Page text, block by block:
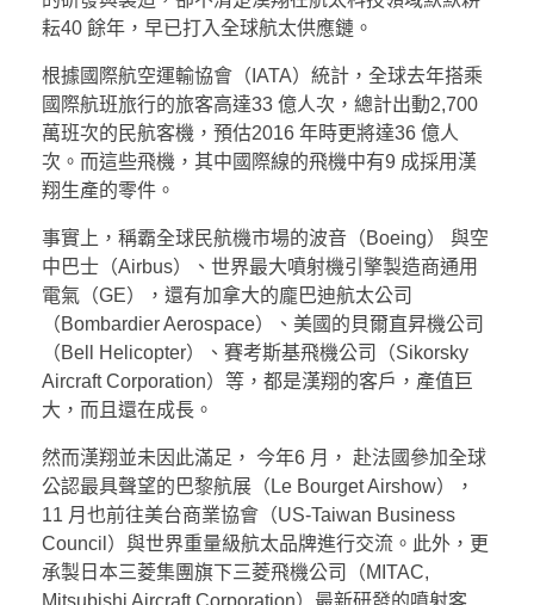
耘40 餘年，早已打入全球航太供應鏈。
根據國際航空運輸協會（IATA）統計，全球去年搭乘
國際航班旅行的旅客高達33 億人次，總計出動2,700
萬班次的民航客機，預估2016 年時更將達36 億人
次。而這些飛機，其中國際線的飛機中有9 成採用漢
翔生產的零件。
事實上，稱霸全球民航機市場的波音（Boeing） 與空
中巴士（Airbus）、世界最大噴射機引擎製造商通用
電氣（GE），還有加拿大的龐巴迪航太公司
（Bombardier Aerospace）、美國的貝爾直昇機公司
（Bell Helicopter）、賽考斯基飛機公司（Sikorsky
Aircraft Corporation）等，都是漢翔的客戶，產值巨
大，而且還在成長。
然而漢翔並未因此滿足， 今年6 月， 赴法國參加全球
公認最具聲望的巴黎航展（Le Bourget Airshow），
11 月也前往美台商業協會（US-Taiwan Business
Council）與世界重量級航太品牌進行交流。此外，更
承製日本三菱集團旗下三菱飛機公司（MITAC,
Mitsubishi Aircraft Corporation）最新研發的噴射客